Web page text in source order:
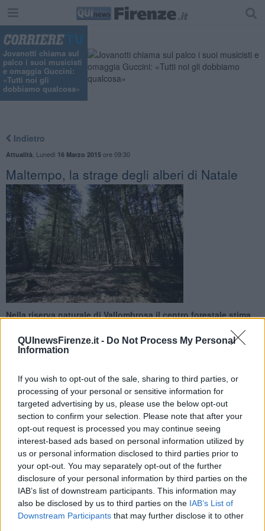
QUInewsFirenze.it - Do Not Process My Personal
Information
If you wish to opt-out of the sale, sharing to third parties, or
processing of your personal or sensitive information for
targeted advertising by us, please use the below opt-out
section to confirm your selection. Please note that after your
opt-out request is processed you may continue seeing
interest-based ads based on personal information utilized by
us or personal information disclosed to third parties prior to
your opt-out. You may separately opt-out of the further
disclosure of your personal information by third parties on the
IAB’s list of downstream participants. This information may
also be disclosed by us to third parties on the IAB’s List of
Downstream Participants that may further disclose it to other
Jovanotti chiama sul
palco i suoi musicisti
e omaggia Guccini:
«Tutti noi gli
dobbiamo qualcosa»
Indietro
Attualità Lunedì 16 Marzo 2015ore 09:30
Maltempo, la strage degli alberi di Natale
Nella riserva naturale di Vallombrosa il centro forestale stima
ultracentenari
FIRENZE — I danni, secondo quanto comunicato, sono stati
registrati nella notte tra il 4 e 5 marzo scorsi con gli alberi che sono
stati letteralmente sradicati, sollevati e mandati a terra daraffiche
che hanno raggiunto i 150, 160 chilometri orari
. Un uragano
che per ore si è tenuto sui 100 all'ora.
"Non si può essere più esatti perché il bosco è impenetrabile e non
ci possiamo avvicinare, è rischioso; ci sono piante pericolanti
dappertutto", spiega Luca Torrini del Corpo Forestale dello
Statoe direttore di Vallombrosa.